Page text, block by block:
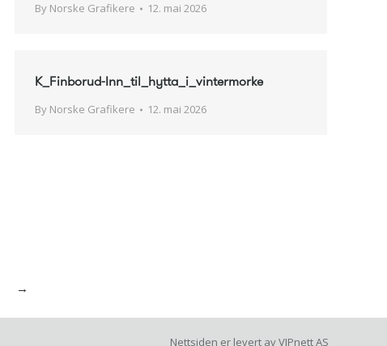
By Norske Grafikere 12. mai 2026
K_Finborud-Inn_til_hytta_i_vintermorke
By Norske Grafikere 12. mai 2026
→
Nettsiden er levert avVIPnett AS